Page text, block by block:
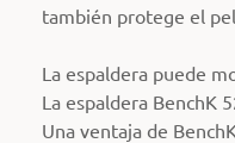
también protege el
La espaldera puede
La espaldera BenchK
Una ventaja de